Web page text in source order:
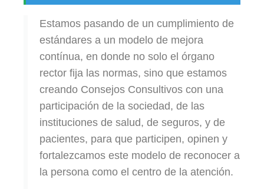
Estamos pasando de un cumplimiento de
estándares a un modelo de mejora
contínua, en donde no solo el órgano
rector fija las normas, sino que estamos
creando Consejos Consultivos con una
participación de la sociedad, de las
instituciones de salud, de seguros, y de
pacientes, para que participen, opinen y
fortalezcamos este modelo de reconocer a
la persona como el centro de la atención.